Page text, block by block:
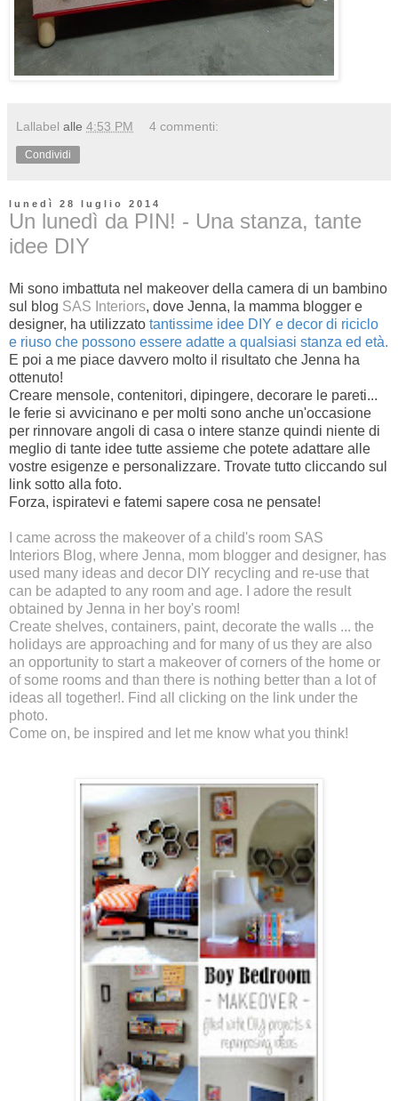
Lallabel alle 4:53 PM 4 commenti:
Condividi
lunedì 28 luglio 2014
Un lunedì da PIN! - Una stanza, tante
idee DIY
Mi sono imbattuta nel makeover della camera di un bambino
sul blog SAS Interiors, dove Jenna, la mamma blogger e
designer, ha utilizzato tantissime idee DIY e decor di riciclo
e riuso che possono essere adatte a qualsiasi stanza ed età.
E poi a me piace davvero molto il risultato che Jenna ha
ottenuto!
Creare mensole, contenitori, dipingere, decorare le pareti...
le ferie si avvicinano e per molti sono anche un'occasione
per rinnovare angoli di casa o intere stanze quindi niente di
meglio di tante idee tutte assieme che potete adattare alle
vostre esigenze e personalizzare. Trovate tutto cliccando sul
link sotto alla foto.
Forza, ispiratevi e fatemi sapere cosa ne pensate!
I came across the makeover of a child's room SAS
Interiors Blog, where Jenna, mom blogger and designer, has
used many ideas and decor DIY recycling and re-use that
can be adapted to any room and age. I adore the result
obtained by Jenna in her boy's room!
Create shelves, containers, paint, decorate the walls ... the
holidays are approaching and for many of us they are also
an opportunity to start a makeover of corners of the home or
of some rooms and than there is nothing better than a lot of
ideas all together!. Find all clicking on the link under the
photo.
Come on, be inspired and let me know what you think!